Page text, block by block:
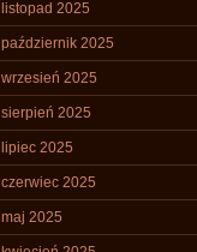
listopad 2025
październik 2025
wrzesień 2025
sierpień 2025
lipiec 2025
czerwiec 2025
maj 2025